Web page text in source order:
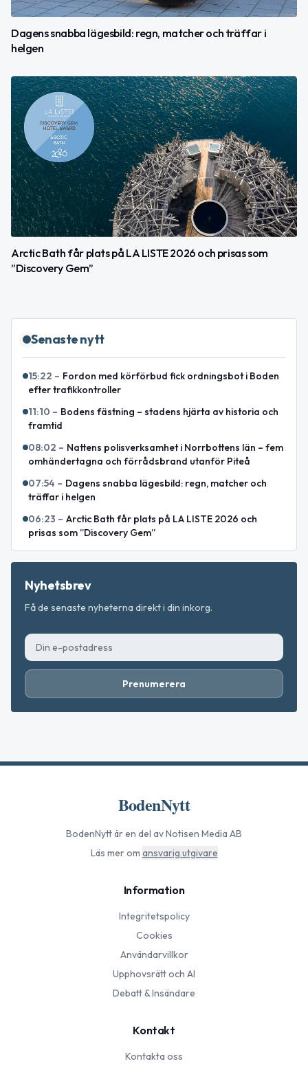
Dagens snabba lägesbild: regn, matcher och träffar i
helgen
Arctic Bath får plats på LA LISTE 2026 och prisas som
”Discovery Gem”
Senaste nytt
15:22 – Fordon med körförbud fick ordningsbot i Boden
efter trafikkontroller
11:10 – Bodens fästning – stadens hjärta av historia och
framtid
08:02 – Nattens polisverksamhet i Norrbottens län – fem
omhändertagna och förrådsbrand utanför Piteå
07:54 – Dagens snabba lägesbild: regn, matcher och
träffar i helgen
06:23 – Arctic Bath får plats på LA LISTE 2026 och
prisas som ”Discovery Gem”
Nyhetsbrev
Få de senaste nyheterna direkt i din inkorg.
Prenumerera
BodenNytt
BodenNyttär en del av Notisen Media AB
Läs mer om ansvarig utgivare
Information
Integritetspolicy
Cookies
Användarvillkor
Upphovsrätt och AI
Debatt & Insändare
Kontakt
Kontakta oss